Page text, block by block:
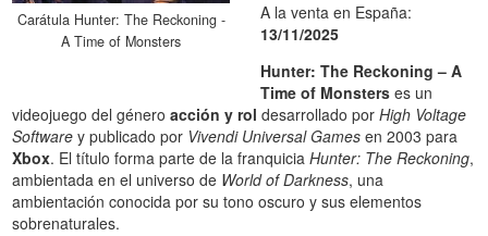
Carátula Hunter: The Reckoning -
A Time of Monsters
A la venta en España:
13/11/2025
Hunter: The Reckoning – A
Time of Monsters es un
videojuego del géneroacción y rol desarrollado porHigh Voltage
Software y publicado por Vivendi Universal Games en 2003 para
Xbox. El título forma parte de la franquiciaHunter: The Reckoning,
ambientada en el universo de World of Darkness, una
ambientación conocida por su tono oscuro y sus elementos
sobrenaturales.